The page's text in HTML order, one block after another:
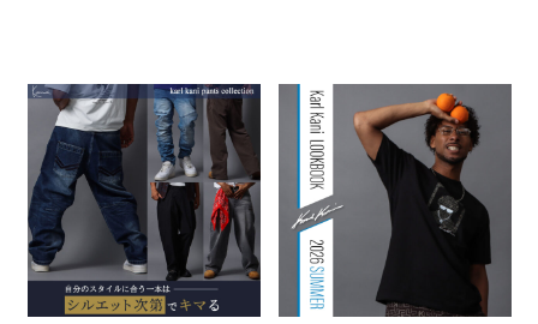
自分のスタイルに合う一本
は、”シルエット次第”でキマる
2026.06.11
KARL KANI 特集一覧
Karl Kani LOOKBOOK 2026
SUMMER
2026.06.04
KARL KANI 特集一覧